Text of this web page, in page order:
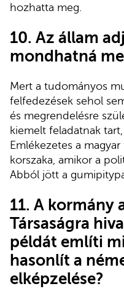
hozhatta meg.
10. Az állam
mondhatná
Mert a tudományos
felfedezések sehol
és megrendelésre
kiemelt feladatnak
Emlékezetes a
korszaka, amikor a
Abból jött a
11. A kormány
Társaságra
példát említi
hasonlít a
elképzelése?